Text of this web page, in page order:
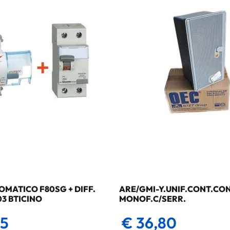
F80SG + DIFF.
BTICINO
ARE/GMI-
MONOF.C/SERR.
€ 36,80